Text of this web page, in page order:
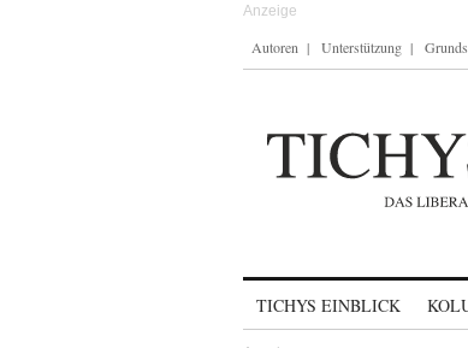
Autoren Unterstützung
TICHYS EINBLICK